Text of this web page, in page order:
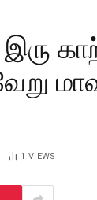
1 VIEWS